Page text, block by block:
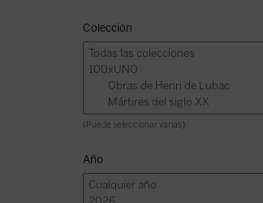
Colección
(Puede seleccionar varias)
Año